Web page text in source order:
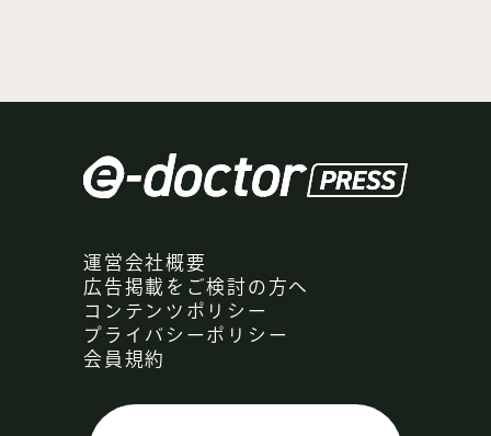
運営会社概要
広告掲載をご検討の方へ
コンテンツポリシー
プライバシーポリシー
会員規約